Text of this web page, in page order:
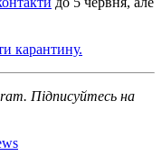
карантину.
Підписуйтесь на